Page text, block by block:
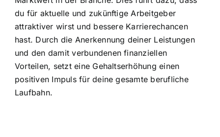
du für aktuelle und zukünftige Arbeitgeber
attraktiver wirst und bessere Karrierechancen
hast. Durch die Anerkennung deiner Leistungen
und den damit verbundenen finanziellen
Vorteilen, setzt eine Gehaltserhöhung einen
positiven Impuls für deine gesamte berufliche
Laufbahn.